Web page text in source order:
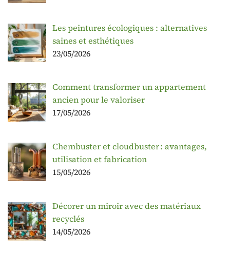
Les peintures écologiques : alternatives
saines et esthétiques
23/05/2026
Comment transformer un appartement
ancien pour le valoriser
17/05/2026
Chembuster et cloudbuster : avantages,
utilisation et fabrication
15/05/2026
Décorer un miroir avec des matériaux
recyclés
14/05/2026